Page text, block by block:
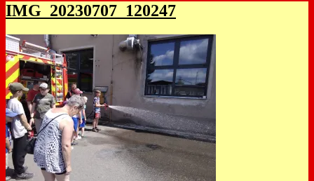
IMG_20230707_120247